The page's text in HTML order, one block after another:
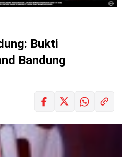
Bukti
Bandung